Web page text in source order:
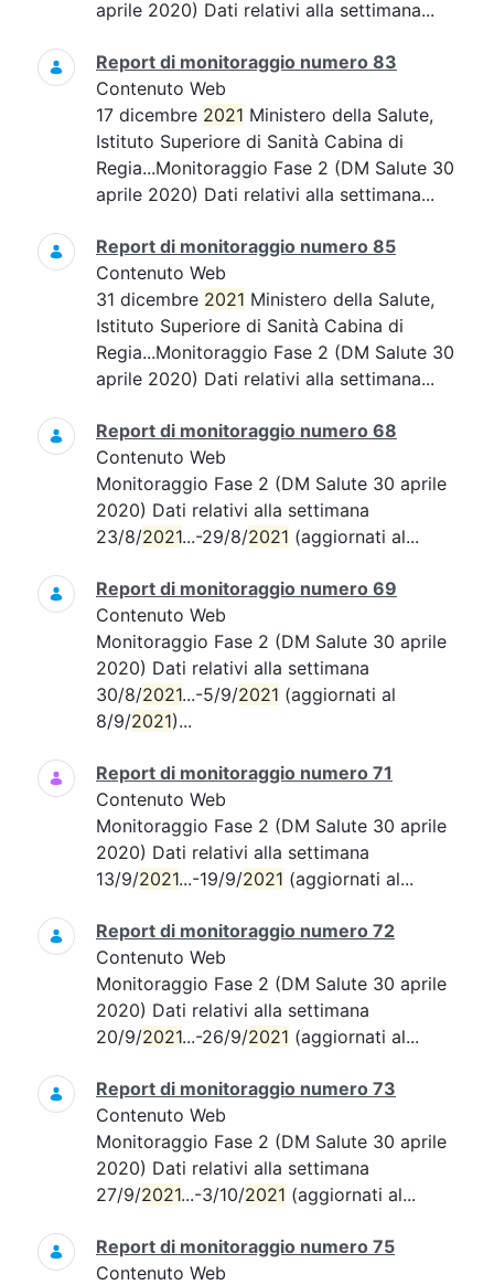
aprile 2020) Dati relativi alla settimana...
Report di monitoraggio numero 83
Contenuto Web
17 dicembre 2021 Ministero della Salute,
Istituto Superiore di Sanità Cabina di
Regia...Monitoraggio Fase 2 (DM Salute 30
aprile 2020) Dati relativi alla settimana...
Report di monitoraggio numero 85
Contenuto Web
31 dicembre 2021 Ministero della Salute,
Istituto Superiore di Sanità Cabina di
Regia...Monitoraggio Fase 2 (DM Salute 30
aprile 2020) Dati relativi alla settimana...
Report di monitoraggio numero 68
Contenuto Web
Monitoraggio Fase 2 (DM Salute 30 aprile
2020) Dati relativi alla settimana
23/8/2021...-29/8/2021 (aggiornati al...
Report di monitoraggio numero 69
Contenuto Web
Monitoraggio Fase 2 (DM Salute 30 aprile
2020) Dati relativi alla settimana
30/8/2021...-5/9/2021 (aggiornati al
8/9/2021)...
Report di monitoraggio numero 71
Contenuto Web
Monitoraggio Fase 2 (DM Salute 30 aprile
2020) Dati relativi alla settimana
13/9/2021...-19/9/2021 (aggiornati al...
Report di monitoraggio numero 72
Contenuto Web
Monitoraggio Fase 2 (DM Salute 30 aprile
2020) Dati relativi alla settimana
20/9/2021...-26/9/2021 (aggiornati al...
Report di monitoraggio numero 73
Contenuto Web
Monitoraggio Fase 2 (DM Salute 30 aprile
2020) Dati relativi alla settimana
27/9/2021...-3/10/2021 (aggiornati al...
Report di monitoraggio numero 75
Contenuto Web